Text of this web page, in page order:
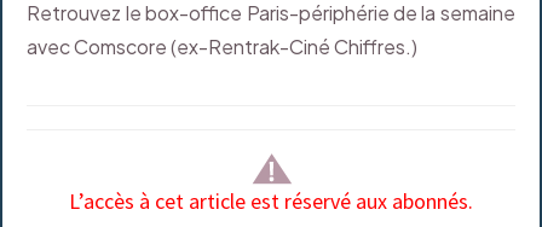
Retrouvez le box-office Paris-périphérie de la semaine
avec Comscore (ex-Rentrak-Ciné Chiffres.)
L’accès à cet article est réservé aux abonnés.